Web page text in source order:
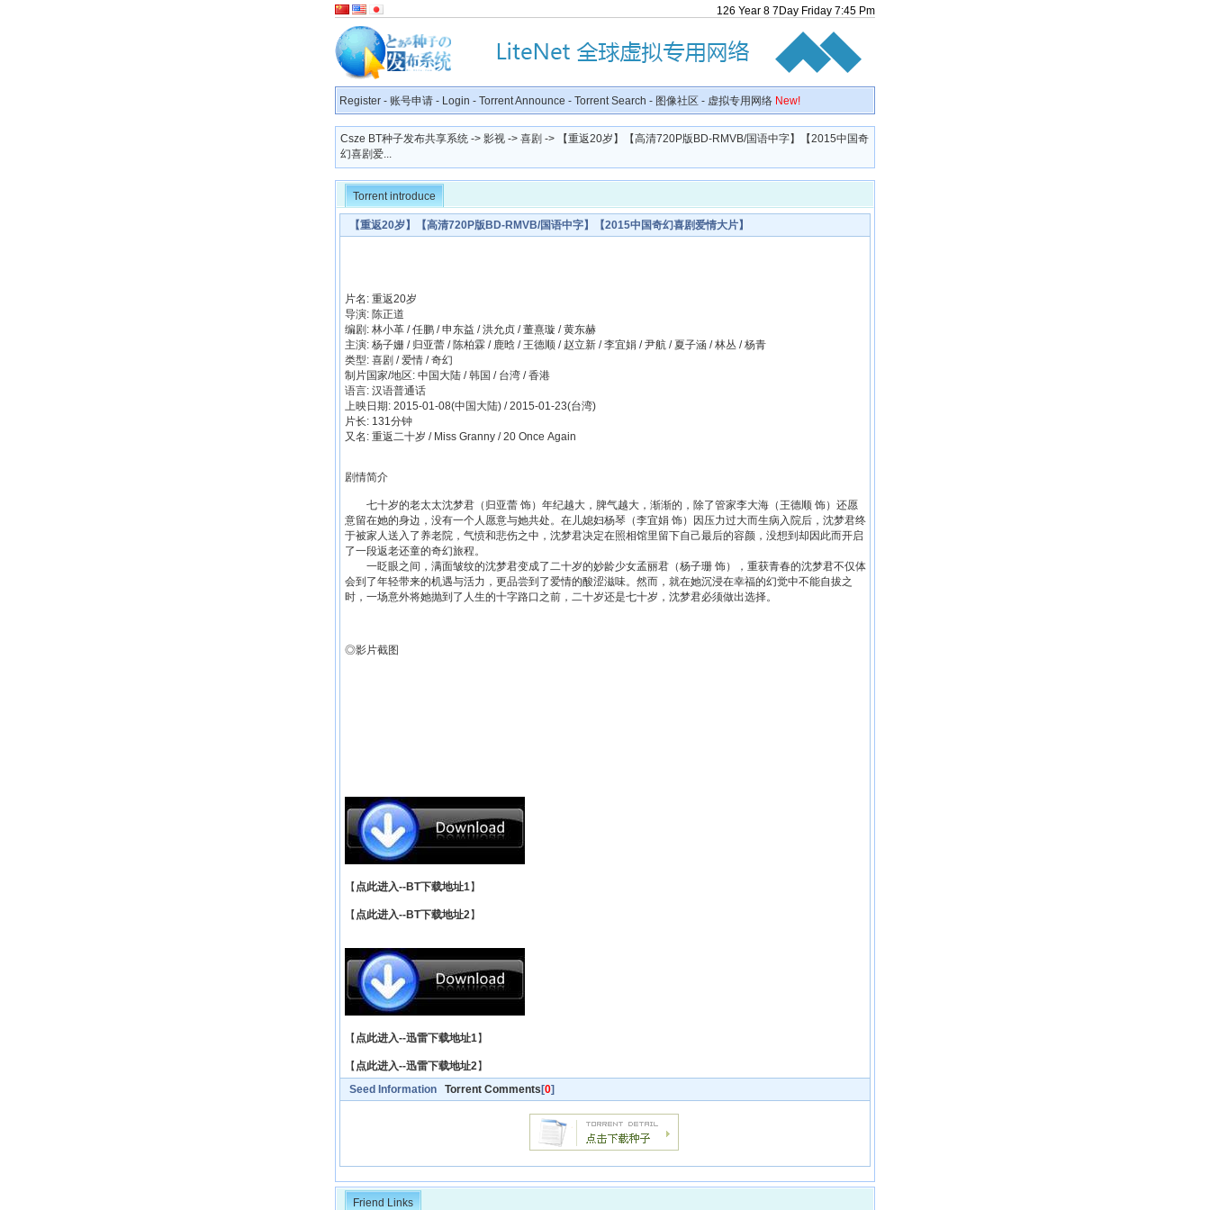
126 Year 8 7 Day Friday 7:45 Pm
Register - 账号申请 - Login - Torrent Announce - Torrent Search - 图像社区 - 虚拟专用网络 New!
Csze BT种子发布共享系统 -> 影视 -> 喜剧 -> 【重返20岁】【高清720P版BD-RMVB/国语中字】【2015中国奇
幻喜剧爱...
Torrent introduce
【重返20岁】【高清720P版BD-RMVB/国语中字】【2015中国奇幻喜剧爱情大片】
片名: 重返20岁
导演: 陈正道
编剧: 林小革 / 任鹏 / 申东益 / 洪允贞 / 董熹璇 / 黄东赫
主演: 杨子姗 / 归亚蕾 / 陈柏霖 / 鹿晗 / 王德顺 / 赵立新 / 李宜娟 / 尹航 / 夏子涵 / 林丛 / 杨青
类型: 喜剧 / 爱情 / 奇幻
制片国家/地区: 中国大陆 / 韩国 / 台湾 / 香港
语言: 汉语普通话
上映日期: 2015-01-08(中国大陆) / 2015-01-23(台湾)
片长: 131分钟
又名: 重返二十岁 / Miss Granny / 20 Once Again
剧情简介
七十岁的老太太沈梦君（归亚蕾 饰）年纪越大，脾气越大，渐渐的，除了管家李大海（王德顺 饰）还愿
意留在她的身边，没有一个人愿意与她共处。在儿媳妇杨琴（李宜娟 饰）因压力过大而生病入院后，沈梦君终
于被家人送入了养老院，气愤和悲伤之中，沈梦君决定在照相馆里留下自己最后的容颜，没想到却因此而开启
了一段返老还童的奇幻旅程。
一眨眼之间，满面皱纹的沈梦君变成了二十岁的妙龄少女孟丽君（杨子珊 饰），重获青春的沈梦君不仅体
会到了年轻带来的机遇与活力，更品尝到了爱情的酸涩滋味。然而，就在她沉浸在幸福的幻觉中不能自拔之
时，一场意外将她抛到了人生的十字路口之前，二十岁还是七十岁，沈梦君必须做出选择。
◎影片截图
【 点此进入--BT下载地址1】
【 点此进入--BT下载地址2】
【 点此进入--迅雷下载地址1】
【 点此进入--迅雷下载地址2】
Seed Information Torrent Comments [0]
Friend Links